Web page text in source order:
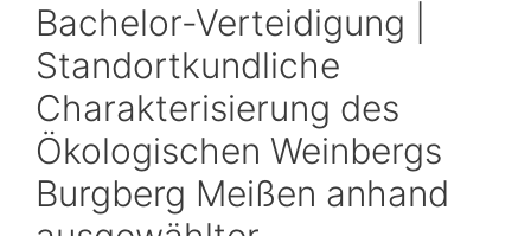
Bachelor-Verteidigung |
Standortkundliche
Charakterisierung des
Ökologischen Weinbergs
Burgberg Meißen anhand